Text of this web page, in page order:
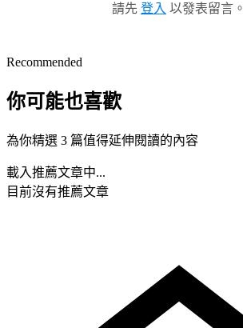
請先 登入 以發表留言。
Recommended
你可能也喜歡
為你精選 3 篇值得延伸閱讀的內容
載入推薦文章中...
目前沒有推薦文章